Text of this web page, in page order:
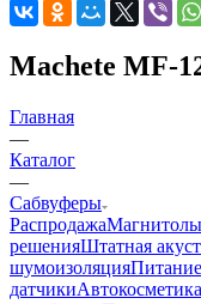
Machete MF-
Главная
—
Каталог
—
Сабвуферы
РаспродажаМагнитолы
решенияШтатная
шумоизоляцияПитание
датчикиАвтокосметика